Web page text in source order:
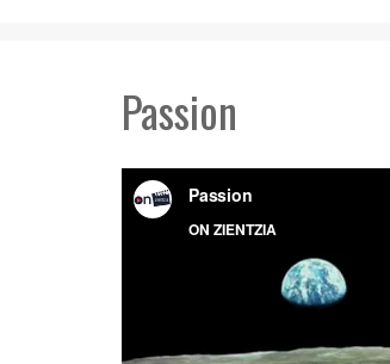
Passion